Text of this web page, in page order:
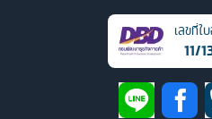
เลขที่
11/